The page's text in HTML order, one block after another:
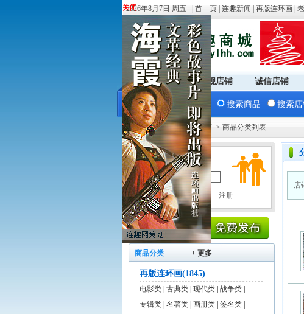
关闭
关闭
2026年8月7日 周五 | 首 页 连趣新闻 再版连环画
商城首页 旗舰店铺 诚信店铺
搜索商品 搜索店
您现在的位置：商城首页 -> 商品分类列表
用户名：
密 码：
商品分类 + 更多
再版连环画(1845)
电影类 古典类 现代类 战争类
专辑类 名著类 画册类 签名类
店